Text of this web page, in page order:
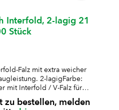
Interfold, 2-lagig 21
Stück
Falz mit extra weicher
2-lagigFarbe:
mit Interfold / V-Falz für
im Verbrauchextra
21 × 34
zu bestellen, melden